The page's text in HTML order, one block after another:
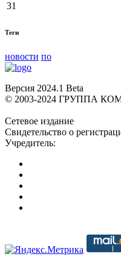
31
Теги
новости по
Версия 2024.1 Beta
© 2003-2024 ГРУППА
Сетевое издание
Свидетельство о
Учредитель: